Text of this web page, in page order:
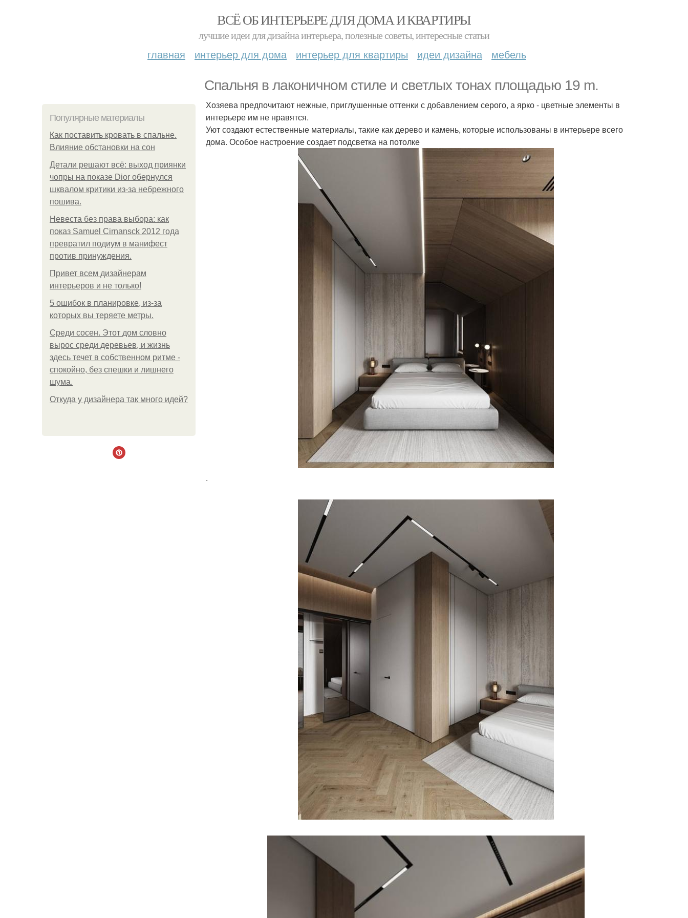
ВСЁ ОБ ИНТЕРЬЕРЕ ДЛЯ ДОМА И КВАРТИРЫ
лучшие идеи для дизайна интерьера, полезные советы, интересные статьи
главная интерьер для дома интерьер для квартиры идеи дизайна мебель
Спальня в лаконичном стиле и светлых тонах площадью 19 m.
Популярные материалы
Как поставить кровать в спальне.
Влияние обстановки на сон
Детали решают всё: выход приянки
чопры на показе Dior обернулся
шквалом критики из-за небрежного
пошива.
Невеста без права выбора: как
показ Samuel Cirnansck 2012 года
превратил подиум в манифест
против принуждения.
Привет всем дизайнерам
интерьеров и не только!
5 ошибок в планировке, из-за
которых вы теряете метры.
Среди сосен. Этот дом словно
вырос среди деревьев, и жизнь
здесь течет в собственном ритме -
спокойно, без спешки и лишнего
шума.
Откуда у дизайнера так много идей?
Хозяева предпочитают нежные, приглушенные оттенки с добавлением серого, а ярко - цветные элементы в
интерьере им не нравятся.
Уют создают естественные материалы, такие как дерево и камень, которые использованы в интерьере всего
дома. Особое настроение создает подсветка на потолке
.